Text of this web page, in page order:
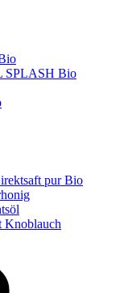
SPLASH Bio
pur Bio
Knoblauch